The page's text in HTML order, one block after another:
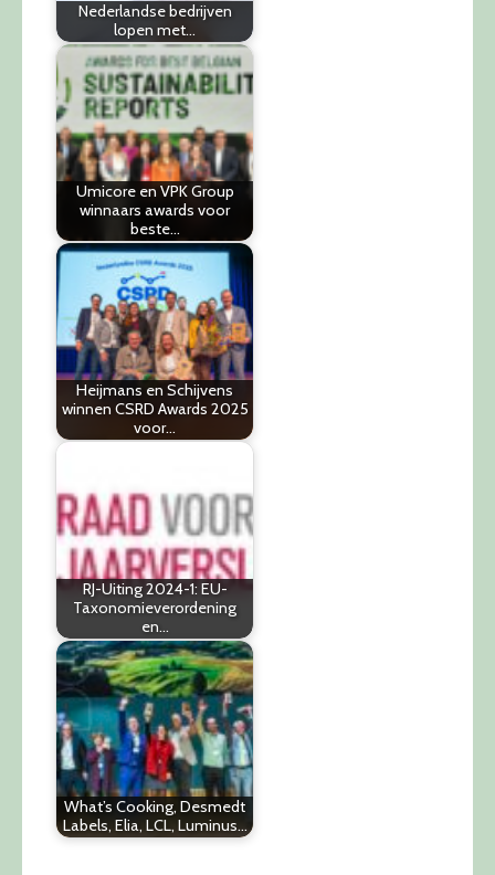
Nederlandse bedrijven
lopen met…
Umicore en VPK Group
winnaars awards voor
beste…
Heijmans en Schijvens
winnen CSRD Awards 2025
voor…
RJ-Uiting 2024-1: EU-
Taxonomieverordening
en…
What’s Cooking, Desmedt
Labels, Elia, LCL, Luminus…